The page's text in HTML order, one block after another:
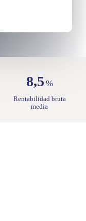
8,5 %
Rentabilidad bruta
media